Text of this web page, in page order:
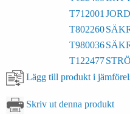
T712001
T802260
T980036
T122477
Lägg till produkt i
Skriv ut denna produkt